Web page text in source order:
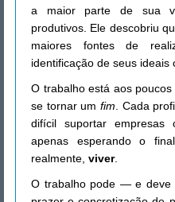
a maior parte de sua
produtivos. Ele descobriu
maiores fontes de
identificação de seus ideais
O trabalho está aos
se tornar um fim . Cada
difícil suportar
apenas esperando o
realmente, viver.
O trabalho pode — e